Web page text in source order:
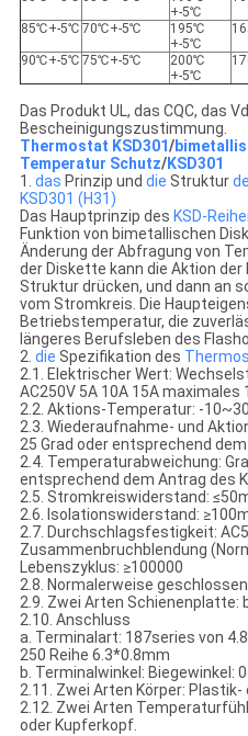
+-5℃
85℃+-5℃ 70℃+-5℃
195℃
+-5℃
90℃+-5℃ 75℃+-5℃
200℃
+-5℃
Das Produkt UL, das CQC, das
Bescheinigungszustimmung.
Thermostat KSD301/
Temperatur Schutz/KSD301
1. das Prinzip und die Struktur
KSD301 (H31)
Das Hauptprinzip des KSD-
Funktion von bimetallischen
Änderung der Abfragung von
der Diskette kann die Aktion
Struktur drücken, und dann an
vom Stromkreis. Die
Betriebstemperatur, die
längeres Berufsleben des
2. die Spezifikation des
2.1. Elektrischer Wert:
AC250V 5A 10A 15A maximales
2.2. Aktions-Temperatur: -
2.3. Wiederaufnahme- und
25 Grad oder entsprechend
2.4. Temperaturabweichung:
entsprechend dem Antrag des
2.5. Stromkreiswiderstand:
2.6. Isolationswiderstand:
2.7. Durchschlagsfestigkeit:
Zusammenbruchblendung
Lebenszyklus: ≥100000
2.8. Normalerweise
2.9. Zwei Arten Schienenplatte:
2.10. Anschluss
a. Terminalart: 187series von
250 Reihe 6.3*0.8mm
b. Terminalwinkel: Biegewinkel:
2.11. Zwei Arten Körper:
2.12. Zwei Arten
oder Kupferkopf.